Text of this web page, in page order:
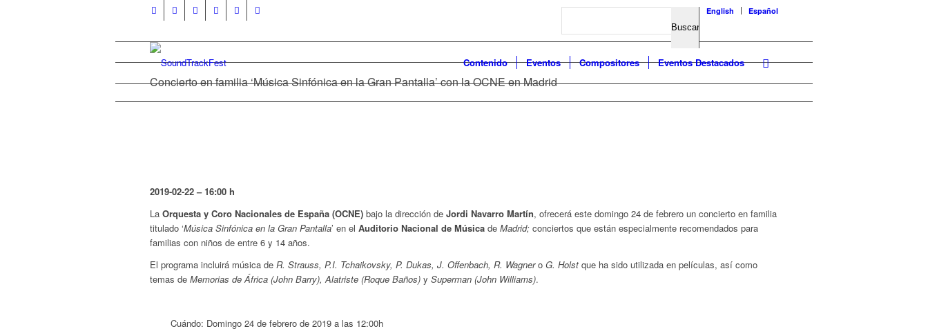
Search English Español
Contenido Eventos Compositores Eventos Destacados
Concierto en familia ‘Música Sinfónica en la Gran Pantalla’ con la OCNE en Madrid
2019-02-22 – 16:00 h
La Orquesta y Coro Nacionales de España (OCNE) bajo la dirección de Jordi Navarro Martín, ofrecerá este domingo 24 de febrero un concierto en familia
titulado ‘Música Sinfónica en la Gran Pantalla’ en el Auditorio Nacional de Música de Madrid; conciertos que están especialmente recomendados para
familias con niños de entre 6 y 14 años.
El programa incluirá música de R. Strauss, P.I. Tchaikovsky, P. Dukas, J. Offenbach, R. Wagnero G. Holst que ha sido utilizada en películas, así como
temas de Memorias de África (John Barry), Alatriste (Roque Baños) y Superman (John Williams).
Cuándo: Domingo 24 de febrero de 2019 a las 12:00h